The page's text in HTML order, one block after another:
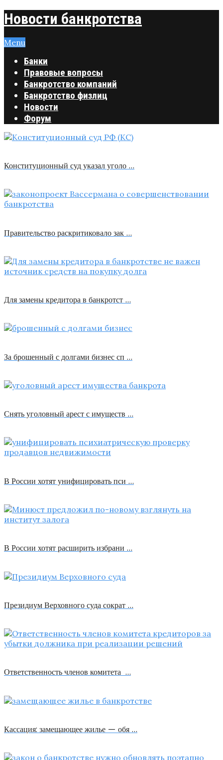
Новости банкротства
Menu
Банки
Правовые вопросы
Банкротство компаний
Банкротство физлиц
Новости
Форум
Конституционный суд указал уголо …
Правительство раскритиковало зак …
Для замены кредитора в банкротст …
За брошенный с долгами бизнес сп …
Снять уголовный арест с имуществ …
В России хотят унифицировать пси …
В России хотят расширить избрани …
Президиум Верховного суда сократ …
Ответственность членов комитета …
Кассация: замещающее жилье — обя …